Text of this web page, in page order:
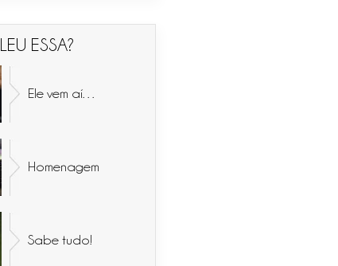
LEU ESSA?
Ele vem aí…
Homenagem
Sabe tudo!